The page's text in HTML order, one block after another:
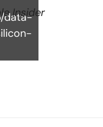
data-
Insider